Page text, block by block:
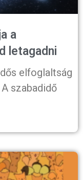
a
letagadni
elfoglaltság
szabadidő